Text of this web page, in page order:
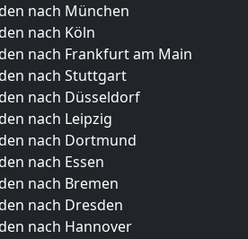
nach München
nach Köln
nach Frankfurt am Main
nach Stuttgart
nach Düsseldorf
nach Leipzig
nach Dortmund
nach Essen
nach Bremen
nach Dresden
nach Hannover